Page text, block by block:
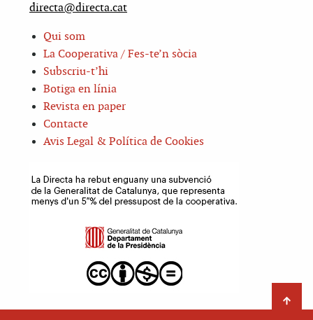
directa@directa.cat
Qui som
La Cooperativa / Fes-te’n sòcia
Subscriu-t’hi
Botiga en línia
Revista en paper
Contacte
Avis Legal & Política de Cookies